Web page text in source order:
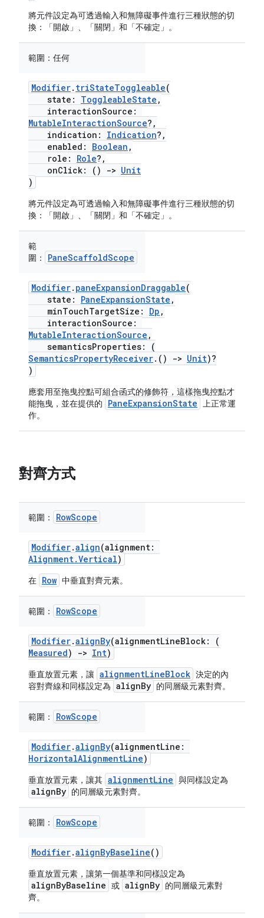
將元件設定為可透過輸入和無障礙事件進行三種狀態的切
換：「開啟」、「關閉」和「不確定」。
範圍： 任何
Modifier. triStateToggleable(
state: ToggleableState ,
interactionSource:
MutableInteractionSource?,
indication: Indication?,
enabled: Boolean ,
role: Role?,
onClick: ()
-> Unit
)
將元件設定為可透過輸入和無障礙事件進行三種狀態的切
換：「開啟」、「關閉」和「不確定」。
範
圍：
PaneScaffoldScope
Modifier. paneExpansionDraggable(
state: PaneExpansionState ,
minTouchTargetSize: Dp ,
interactionSource:
MutableInteractionSource ,
semanticsProperties: (
SemanticsPropertyReceiver.() -> Unit)?
)
應套用至拖曳控點可組合函式的修飾符，這樣拖曳控點才
能拖曳，並在提供的
PaneExpansionState 上正常運
作。
對齊方式
範圍： RowScope
Modifier.align(alignment:
Alignment.Vertical)
在 Row 中垂直對齊元素。
範圍： RowScope
Modifier.alignBy(alignmentLineBlock: (
Measured) -> Int)
垂直放置元素，讓 alignmentLineBlock 決定的內
容對齊線和同樣設定為 alignBy 的同層級元素對齊。
範圍： RowScope
Modifier.alignBy(alignmentLine:
HorizontalAlignmentLine)
垂直放置元素，讓其 alignmentLine 與同樣設定為
alignBy 的同層級元素對齊。
範圍： RowScope
Modifier.alignByBaseline()
垂直放置元素，讓第一個基準和同樣設定為
alignByBaseline 或 alignBy 的同層級元素對
齊。